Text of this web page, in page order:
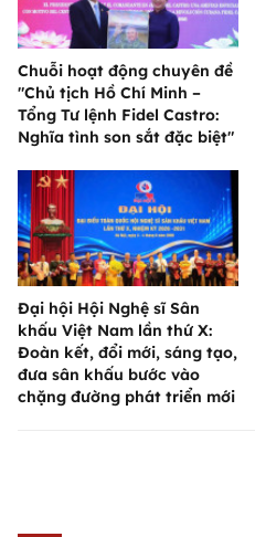
Chuỗi hoạt động chuyên đề
"Chủ tịch Hồ Chí Minh –
Tổng Tư lệnh Fidel Castro:
Nghĩa tình son sắt đặc biệt"
Đại hội Hội Nghệ sĩ Sân
khấu Việt Nam lần thứ X:
Đoàn kết, đổi mới, sáng tạo,
đưa sân khấu bước vào
chặng đường phát triển mới